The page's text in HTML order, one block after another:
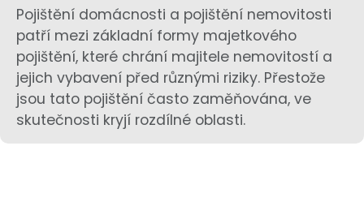
Pojištění domácnosti a pojištění nemovitosti
patří mezi základní formy majetkového
pojištění, které chrání majitele nemovitostí a
jejich vybavení před různými riziky. Přestože
jsou tato pojištění často zaměňována, ve
skutečnosti kryjí rozdílné oblasti.